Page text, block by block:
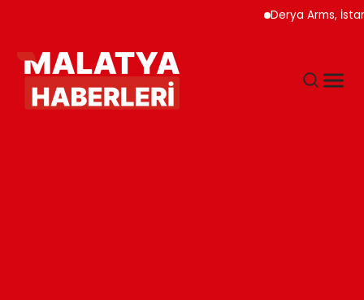
Derya Arms, İstanbul